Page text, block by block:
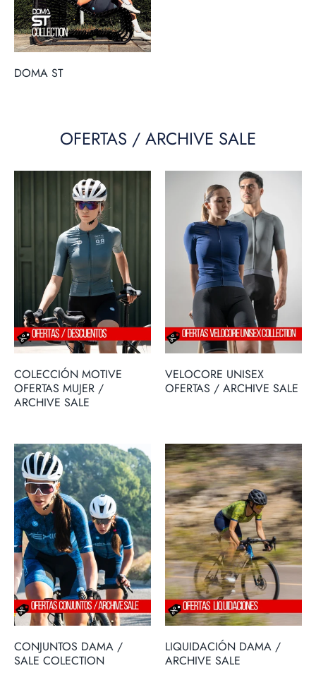
DOMA ST
OFERTAS / ARCHIVE SALE
COLECCIÓN MOTIVE
OFERTAS MUJER /
ARCHIVE SALE
VELOCORE UNISEX
OFERTAS / ARCHIVE SALE
CONJUNTOS DAMA /
SALE COLECTION
LIQUIDACIÓN DAMA /
ARCHIVE SALE